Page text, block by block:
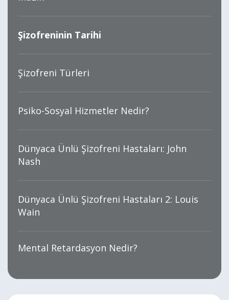
Şizofreninin Tarihi
Şizofreni Türleri
Psiko-Sosyal Hizmetler Nedir?
Dünyaca Ünlü Şizofreni Hastaları: John
Nash
Dünyaca Ünlü Şizofreni Hastaları 2: Louis
Wain
Mental Retardasyon Nedir?